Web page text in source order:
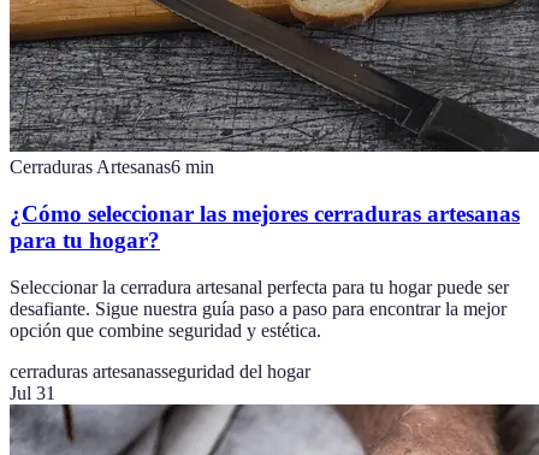
Cerraduras Artesanas6 min
¿Cómo seleccionar las mejores cerraduras artesanas
para tu hogar?
Seleccionar la cerradura artesanal perfecta para tu hogar puede ser
desafiante. Sigue nuestra guía paso a paso para encontrar la mejor
opción que combine seguridad y estética.
cerraduras artesanasseguridad del hogar
Jul 31